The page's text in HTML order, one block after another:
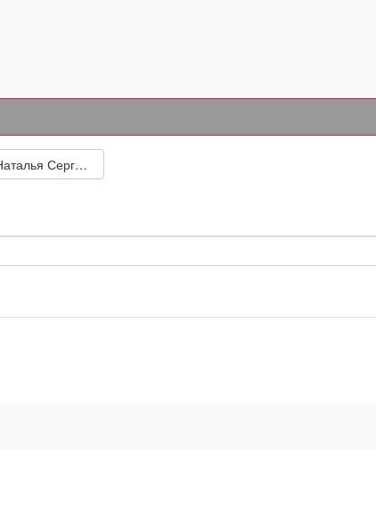
Антонова Наталья Сергеевна